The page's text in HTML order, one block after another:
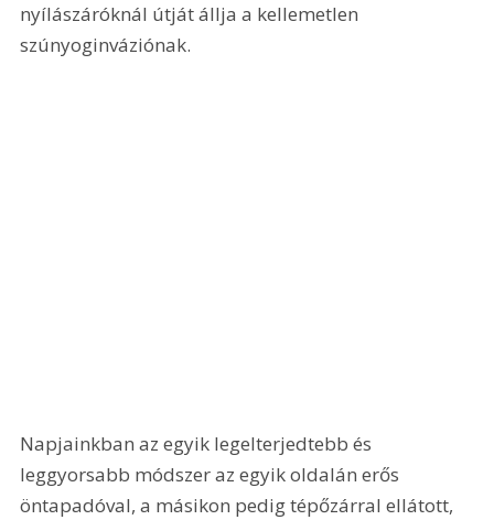
nyílászáróknál útját állja a kellemetlen
szúnyoginváziónak.
Napjainkban az egyik legelterjedtebb és
leggyorsabb módszer az egyik oldalán erős
öntapadóval, a másikon pedig tépőzárral ellátott,